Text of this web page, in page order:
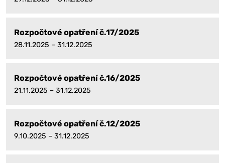
Rozpočtové opatření č.17/2025
28.11.2025 – 31.12.2025
Rozpočtové opatření č.16/2025
21.11.2025 – 31.12.2025
Rozpočtové opatření č.12/2025
9.10.2025 – 31.12.2025